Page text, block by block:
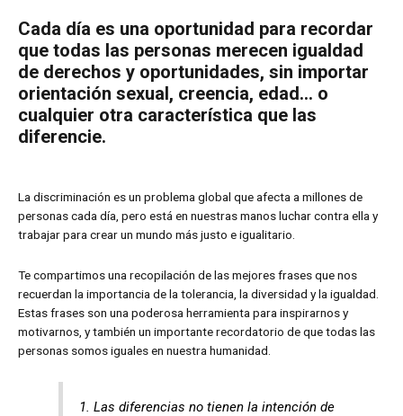
Cada día es una oportunidad para recordar
que todas las personas merecen igualdad
de derechos y oportunidades, sin importar
orientación sexual, creencia, edad… o
cualquier otra característica que las
diferencie.
La discriminación es un problema global que afecta a millones de
personas cada día, pero está en nuestras manos luchar contra ella y
trabajar para crear un mundo más justo e igualitario.
Te compartimos una recopilación de las mejores frases que nos
recuerdan la importancia de la tolerancia, la diversidad y la igualdad.
Estas frases son una poderosa herramienta para inspirarnos y
motivarnos, y también un importante recordatorio de que todas las
personas somos iguales en nuestra humanidad.
1. Las diferencias no tienen la intención de